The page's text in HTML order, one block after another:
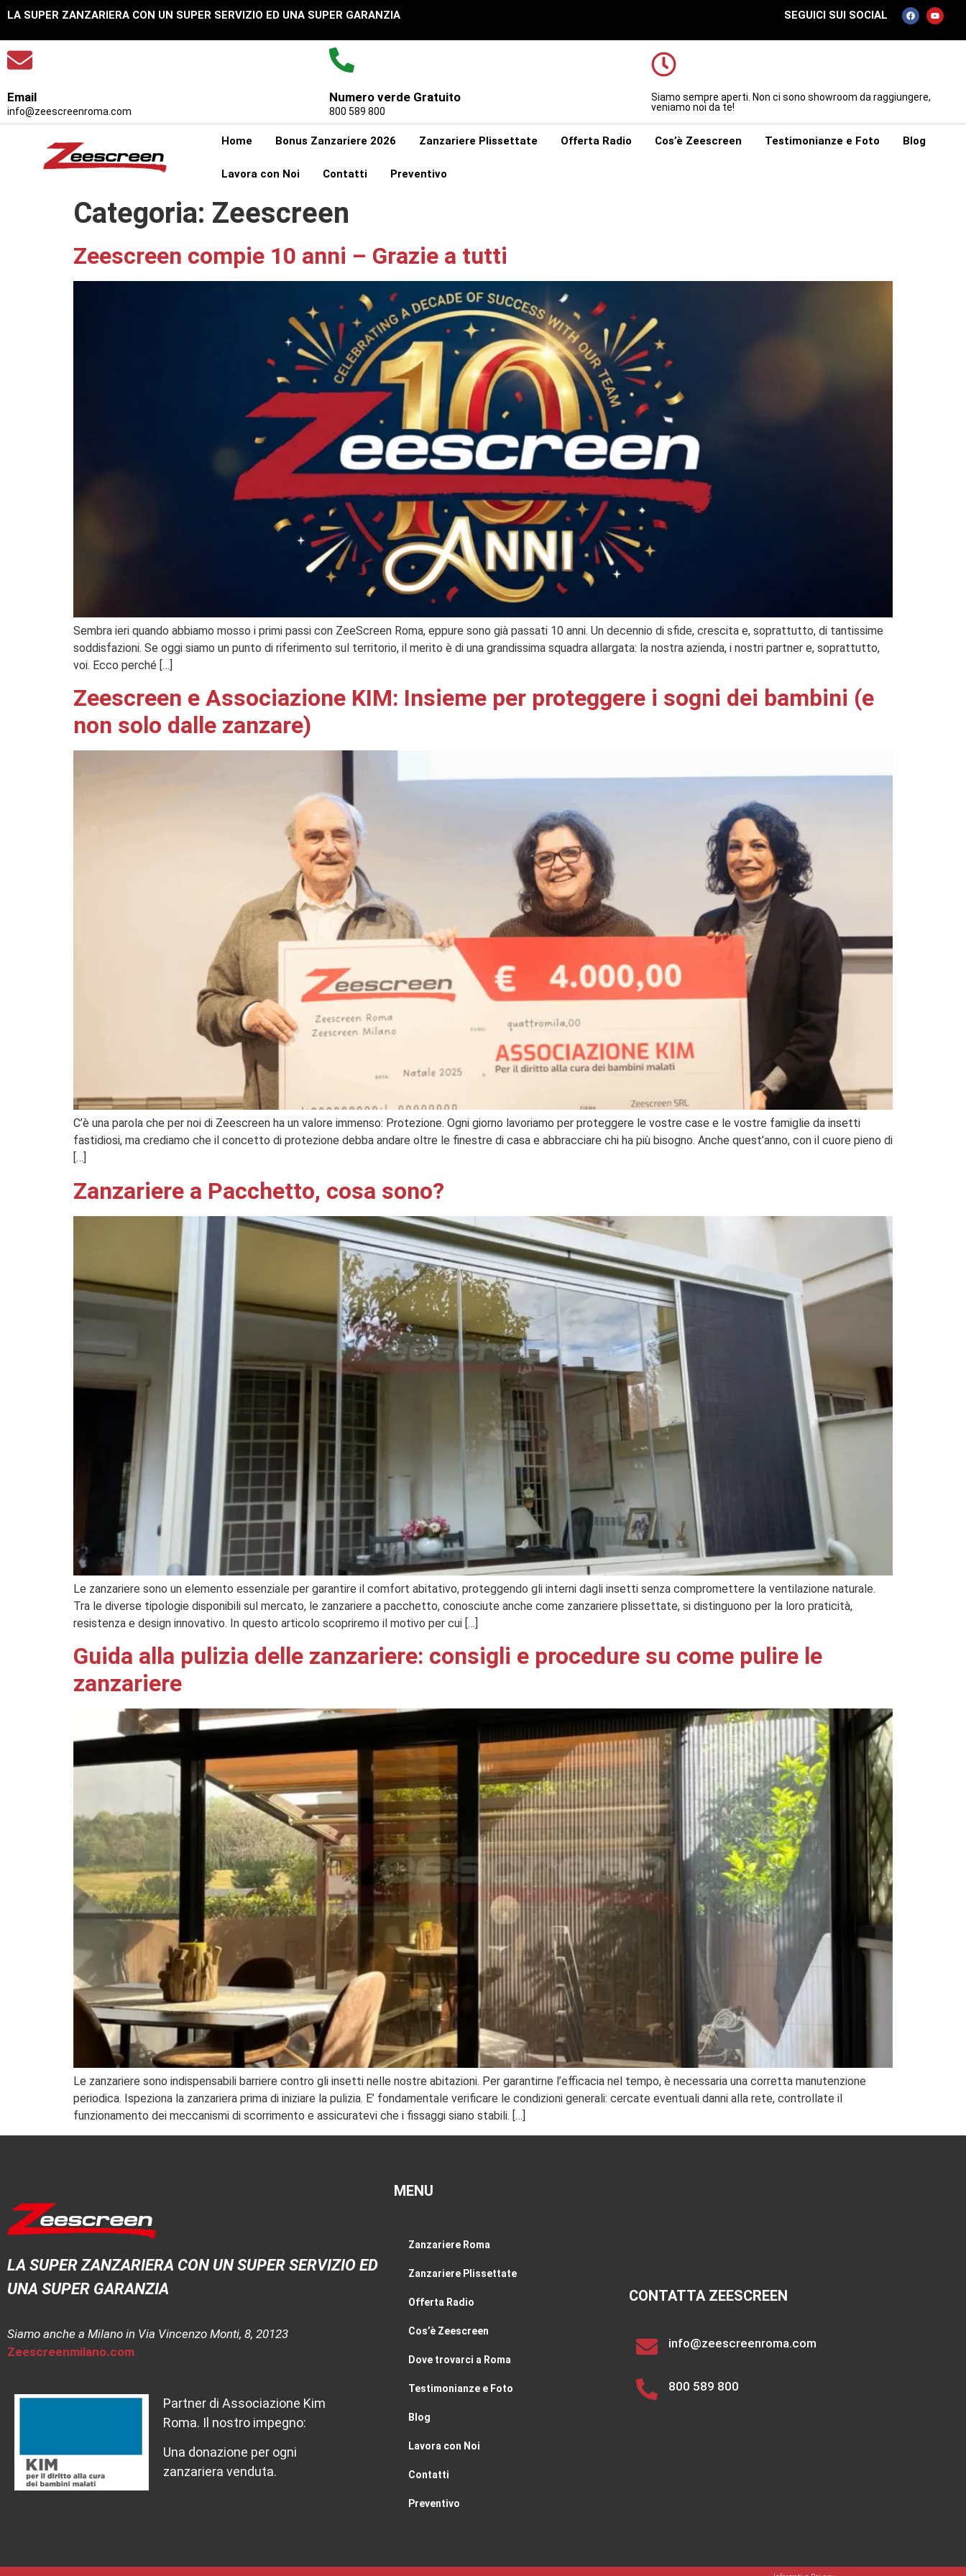
LA SUPER ZANZARIERA CON UN SUPER SERVIZIO ED UNA SUPER GARANZIA SEGUICI SUI SOCIAL
Email
info@zeescreenroma.com
Numero verde Gratuito
800 589 800
Siamo sempre aperti. Non ci sono showroom da raggiungere,
veniamo noi da te!
Home Bonus Zanzariere 2026 Zanzariere Plissettate Offerta Radio Cos’è Zeescreen Testimonianze e Foto Blog
Lavora con Noi Contatti Preventivo
Categoria: Zeescreen
Zeescreen compie 10 anni – Grazie a tutti
Sembra ieri quando abbiamo mosso i primi passi con ZeeScreen Roma, eppure sono già passati 10 anni. Un decennio di sfide, crescita e, soprattutto, di tantissime
soddisfazioni. Se oggi siamo un punto di riferimento sul territorio, il merito è di una grandissima squadra allargata: la nostra azienda, i nostri partner e, soprattutto,
voi. Ecco perché […]
Zeescreen e Associazione KIM: Insieme per proteggere i sogni dei bambini (e
non solo dalle zanzare)
C’è una parola che per noi di Zeescreen ha un valore immenso: Protezione. Ogni giorno lavoriamo per proteggere le vostre case e le vostre famiglie da insetti
fastidiosi, ma crediamo che il concetto di protezione debba andare oltre le finestre di casa e abbracciare chi ha più bisogno. Anche quest’anno, con il cuore pieno di
[…]
Zanzariere a Pacchetto, cosa sono?
Le zanzariere sono un elemento essenziale per garantire il comfort abitativo, proteggendo gli interni dagli insetti senza compromettere la ventilazione naturale.
Tra le diverse tipologie disponibili sul mercato, le zanzariere a pacchetto, conosciute anche come zanzariere plissettate, si distinguono per la loro praticità,
resistenza e design innovativo. In questo articolo scopriremo il motivo per cui […]
Guida alla pulizia delle zanzariere: consigli e procedure su come pulire le
zanzariere
Le zanzariere sono indispensabili barriere contro gli insetti nelle nostre abitazioni. Per garantirne l’efficacia nel tempo, è necessaria una corretta manutenzione
periodica. Ispeziona la zanzariera prima di iniziare la pulizia. E’ fondamentale verificare le condizioni generali: cercate eventuali danni alla rete, controllate il
funzionamento dei meccanismi di scorrimento e assicuratevi che i fissaggi siano stabili. […]
LA SUPER ZANZARIERA CON UN SUPER SERVIZIO ED
UNA SUPER GARANZIA
Siamo anche a Milano in Via Vincenzo Monti, 8, 20123
Zeescreenmilano.com
Partner di Associazione Kim
Roma. Il nostro impegno:
Una donazione per ogni
zanzariera venduta.
MENU
Zanzariere Roma
Zanzariere Plissettate
Offerta Radio
Cos’è Zeescreen
Dove trovarci a Roma
Testimonianze e Foto
Blog
Lavora con Noi
Contatti
Preventivo
CONTATTA ZEESCREEN
info@zeescreenroma.com
800 589 800